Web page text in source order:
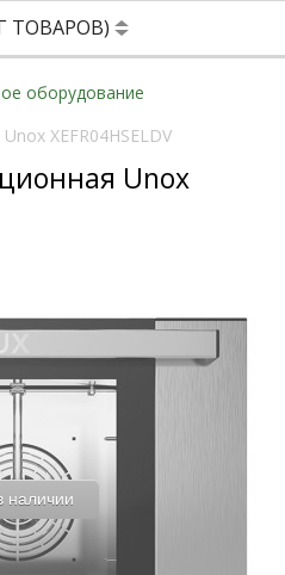
ТОВАРОВ)
оборудование
XEFR04HSELDV
Unox
наличии